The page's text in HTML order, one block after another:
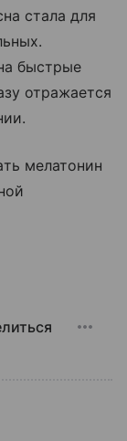
стала для
быстрые
отражается
мелатонин